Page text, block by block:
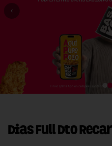
‹
Dias Full Dto